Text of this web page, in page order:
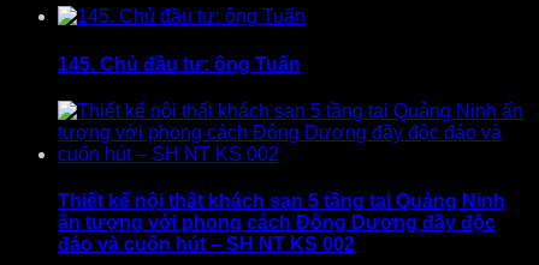
145. Chủ đầu tư: ông Tuấn
Thiết kế nội thất khách sạn 5 tầng tại Quảng Ninh
ấn tượng với phong cách Đông Dương đầy độc
đáo và cuốn hút – SH NT KS 002